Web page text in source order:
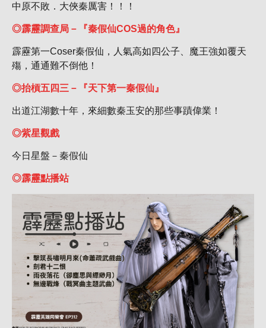
中原不敗．大俠秦厲害！！！
◎霹靂調查局－『秦假仙COS過的角色』
霹靂第一Coser秦假仙，人氣高如四公子、魔王強如覆天
殤，通通難不倒他！
◎抬槓五四三－『天下第一秦假仙』
出道江湖數十年，來細數秦玉安的那些事蹟偉業！
◎紫星觀戲
今日星盤－秦假仙
◎霹靂點播站